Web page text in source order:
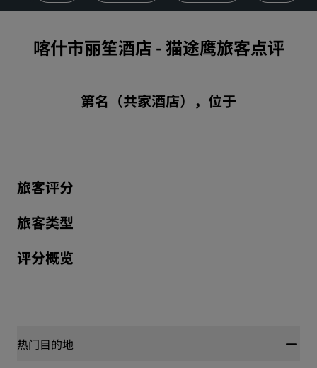
喀什市丽笙酒店 -猫途鹰旅客点评
第名（共家酒店），位于
旅客评分
旅客类型
评分概览
热门目的地